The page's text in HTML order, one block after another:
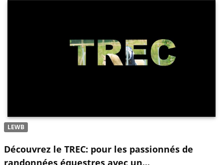
LEWB
Découvrez le TREC: pour les passionnés de
randonnées équestres avec un...